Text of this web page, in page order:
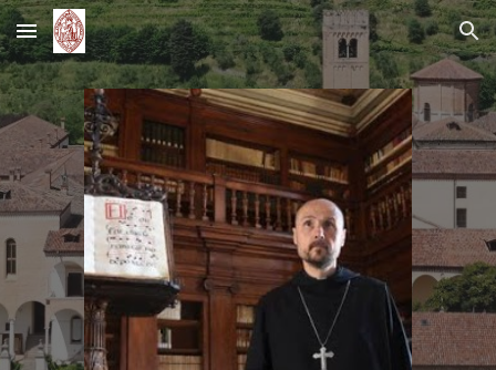
Skip to main content Skip to navigation